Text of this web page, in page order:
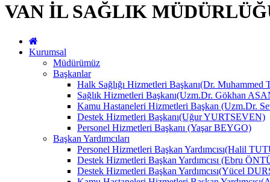
VAN İL SAĞLIK
Kurumsal
Müdürümüz
Başkanlar
Halk Sağlığı Hizmetleri Başkanı(Dr.
Sağlık Hizmetleri Başkanı(Uzm.Dr. Gökhan
Kamu Hastaneleri Hizmetleri Başkan (Uzm.Dr.
Destek Hizmetleri Başkanı(Uğur YURTSEVEN)
Personel Hizmetleri Başkanı (Yaşar BEYGO)
Başkan Yardımcıları
Personel Hizmetleri Başkan Yardımcısı(Halil
Destek Hizmetleri Başkan Yardımcısı (Ebru
Destek Hizmetleri Başkan Yardımcısı(Yücel